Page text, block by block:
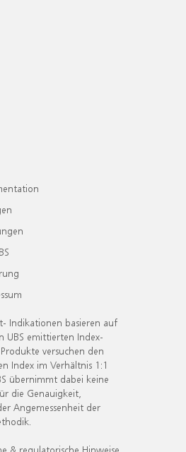
Indikationen basieren auf
UBS emittierten Index-
versuchen den
Index im Verhältnis 1:1
übernimmt dabei keine
die Genauigkeit,
Angemessenheit der